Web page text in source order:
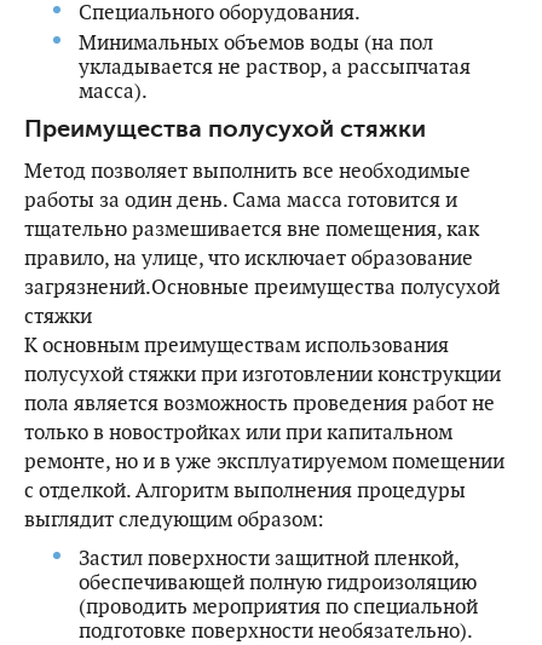
Специального оборудования.
Минимальных объемов воды (на пол
укладывается не раствор, а рассыпчатая
масса).
Преимущества полусухой стяжки
Метод позволяет выполнить все необходимые
работы за один день. Сама масса готовится и
тщательно размешивается вне помещения, как
правило, на улице, что исключает образование
загрязнений.Основные преимущества полусухой
стяжки
К основным преимуществам использования
полусухой стяжки при изготовлении конструкции
пола является возможность проведения работ не
только в новостройках или при капитальном
ремонте, но и в уже эксплуатируемом помещении
с отделкой. Алгоритм выполнения процедуры
выглядит следующим образом:
Застил поверхности защитной пленкой,
обеспечивающей полную гидроизоляцию
(проводить мероприятия по специальной
подготовке поверхности необязательно).